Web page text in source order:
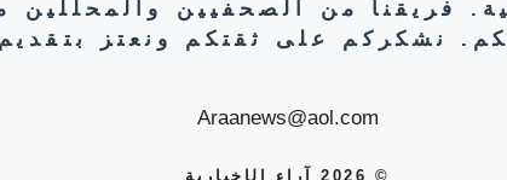
فريقنا من الصحفيين والمحللين
نشكركم على ثقتكم ونعتز
Araanews@aol.com
© 2026 آراء الإخبارية